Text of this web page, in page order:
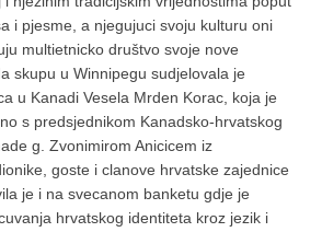
i pjesme, a njegujuci svoju kulturu oni
multietnicko društvo svoje nove
skupu u Winnipegu sudjelovala je
u Kanadi Vesela Mrden Korac, koja je
s predsjednikom Kanadsko-hrvatskog
g. Zvonimirom Anicicem iz
goste i clanove hrvatske zajednice
je i na svecanom banketu gdje je
hrvatskog identiteta kroz jezik i